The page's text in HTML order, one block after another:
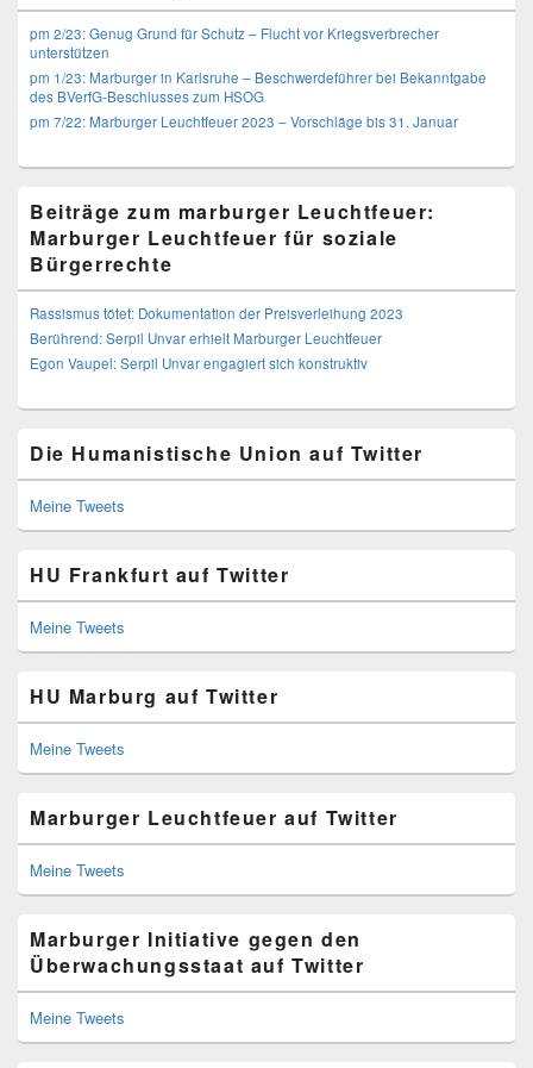
pm 2/23: Genug Grund für Schutz – Flucht vor Kriegsverbrecher
unterstützen
pm 1/23: Marburger in Karlsruhe – Beschwerdeführer bei Bekanntgabe
des BVerfG-Beschlusses zum HSOG
pm 7/22: Marburger Leuchtfeuer 2023 – Vorschläge bis 31. Januar
Beiträge zum marburger Leuchtfeuer:
Marburger Leuchtfeuer für soziale
Bürgerrechte
Rassismus tötet: Dokumentation der Preisverleihung 2023
Berührend: Serpil Unvar erhielt Marburger Leuchtfeuer
Egon Vaupel: Serpil Unvar engagiert sich konstruktiv
Die Humanistische Union auf Twitter
Meine Tweets
HU Frankfurt auf Twitter
Meine Tweets
HU Marburg auf Twitter
Meine Tweets
Marburger Leuchtfeuer auf Twitter
Meine Tweets
Marburger Initiative gegen den
Überwachungsstaat auf Twitter
Meine Tweets